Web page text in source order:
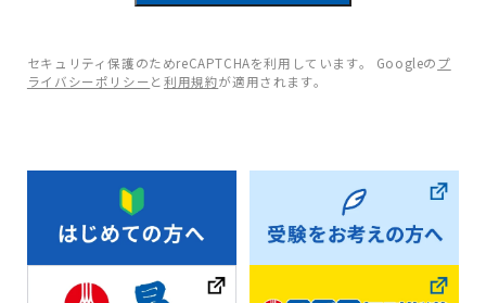
セキュリティ保護のためreCAPTCHAを利用しています。 Googleのプ
ライバシーポリシーと 利用規約が適用されます。